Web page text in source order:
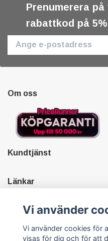
Prenumerera
rabattkod på
Om oss
Kundtjänst
Länkar
Sociala medier
Vi använder
Vi använder cookies för
visas för dig och för att